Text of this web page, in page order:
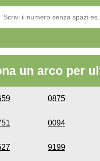
un arco per
0875
0094
9199